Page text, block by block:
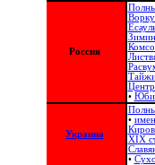
Россия
•
Украина
•
ХІХ
•